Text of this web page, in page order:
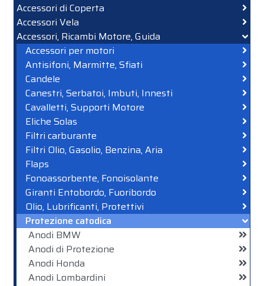
Accessori di Coperta
Accessori Vela
Accessori, Ricambi Motore, Guida
Accessori per motori
Antisifoni, Marmitte, Sfiati
Candele
Canestri, Serbatoi, Imbuti, Innesti
Cavalletti, Supporti Motore
Eliche Solas
Filtri carburante
Filtri Olio, Gasolio, Benzina, Aria
Flaps
Fonoassorbente, Fonoisolante
Giranti Entobordo, Fuoribordo
Olio, Lubrificanti, Protettivi
Protezione catodica
Anodi BMW
Anodi di Protezione
Anodi Honda
Anodi Lombardini